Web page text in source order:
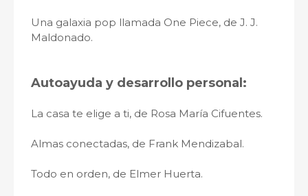
Una galaxia pop llamada One Piece, de J. J.
Maldonado.
Autoayuda y desarrollo personal:
La casa te elige a ti, de Rosa María Cifuentes.
Almas conectadas, de Frank Mendizabal.
Todo en orden, de Elmer Huerta.